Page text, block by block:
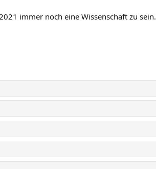
immer noch eine Wissenschaft zu sein.